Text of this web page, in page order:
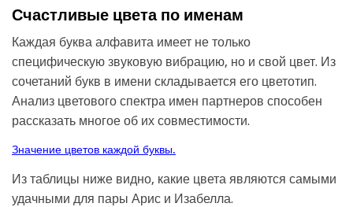
Счастливые цвета по именам
Каждая буква алфавита имеет не только
специфическую звуковую вибрацию, но и свой цвет. Из
сочетаний букв в имени складывается его цветотип.
Анализ цветового спектра имен партнеров способен
рассказать многое об их совместимости.
Значение цветов каждой буквы.
Из таблицы ниже видно, какие цвета являются самыми
удачными для пары Арис и Изабелла.